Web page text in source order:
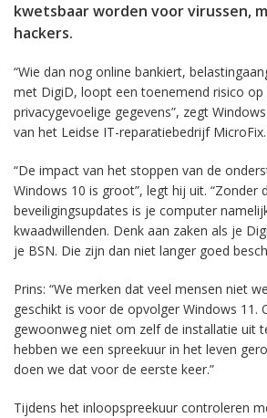
kwetsbaar worden voor virussen,
hackers.
“Wie dan nog online bankiert,
met DigiD, loopt een toenemend risico op
privacygevoelige gegevens”, zegt
van het Leidse IT-reparatiebedrijf MicroFix.
“De impact van het stoppen van de
Windows 10 is groot”, legt hij uit. “Zonder
beveiligingsupdates is je computer
kwaadwillenden. Denk aan zaken als je
je BSN. Die zijn dan niet langer goed
Prins: “We merken dat veel mensen niet
geschikt is voor de opvolger Windows 11.
gewoonweg niet om zelf de installatie uit
hebben we een spreekuur in het leven
doen we dat voor de eerste keer.”
Tijdens het inloopspreekuur controleren